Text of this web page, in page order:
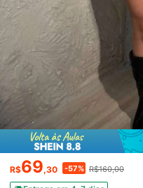
R$69,30 -57% R$160,00